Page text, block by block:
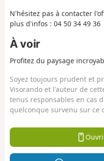
N'hésitez pas à contacter
plus d'infos : 04 50 34 49 36
À voir
Profitez du paysage
Soyez toujours prudent et
Visorando et l'auteur de
tenus responsables en cas
quelconque survenu sur ce